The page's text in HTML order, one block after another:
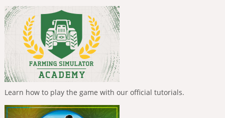
Learn how to play the game with our official tutorials.